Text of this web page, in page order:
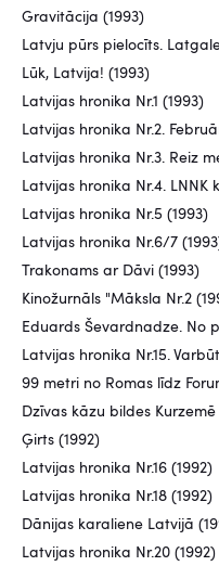
Gravitācija (1993)
Latvju pūrs pielocīts.
Lūk, Latvija! (1993)
Latvijas hronika Nr.1 (1993)
Latvijas hronika Nr.2.
Latvijas hronika Nr.3. Reiz
Latvijas hronika Nr.4. LNNK
Latvijas hronika Nr.5 (1993)
Latvijas hronika Nr.6/7
Trakonams ar Dāvi (1993)
Kinožurnāls "Māksla Nr.2
Eduards Ševardnadze. No
Latvijas hronika Nr.15.
99 metri no Romas līdz
Dzīvas kāzu bildes Kurzemē
Ģirts (1992)
Latvijas hronika Nr.16 (1992)
Latvijas hronika Nr.18 (1992)
Dānijas karaliene Latvijā
Latvijas hronika Nr.20 (1992)